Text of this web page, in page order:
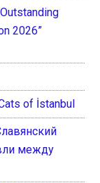
2026”
of İstanbul
между